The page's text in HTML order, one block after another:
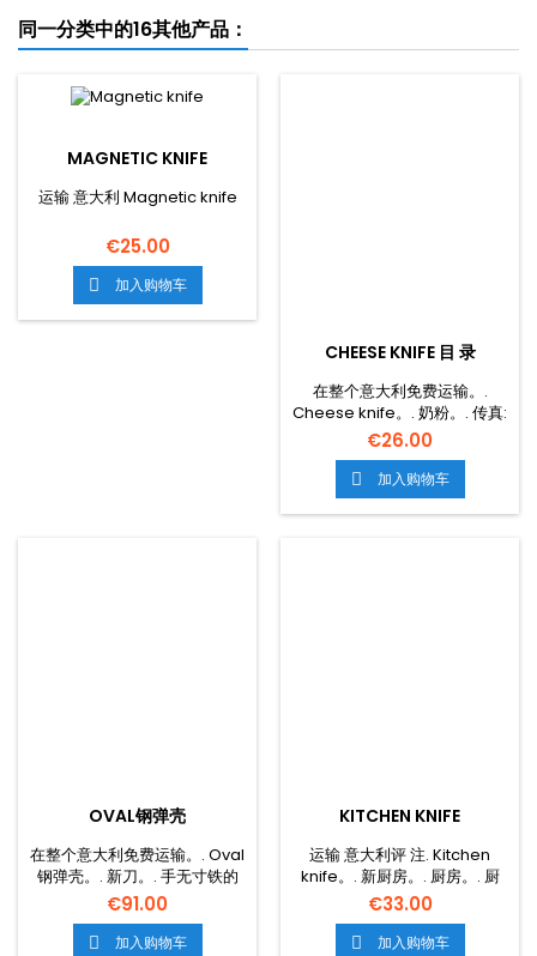
同一分类中的16其他产品：
MAGNETIC KNIFE
运输 意大利 Magnetic knife
€25.00
 加入购物车
CHEESE KNIFE 目 录
在整个意大利免费运输。.
Cheese knife。. 奶粉。. 传真:
奶粉。. 专业奶粉。. 用于喂养的
专业人员。. 新的无休止的钢壳
乳房。.
€26.00
 加入购物车
OVAL钢弹壳
在整个意大利免费运输。. Oval
钢弹壳。. 新刀。. 手无寸铁的
钢。. 专业科学家。.
€91.00
 加入购物车
KITCHEN KNIFE
运输 意大利评 注. Kitchen
knife。. 新厨房。. 厨房。. 厨
房。. 专业刀。. 新的刀。. 专业
厨房。. 新刀。.
€33.00
 加入购物车